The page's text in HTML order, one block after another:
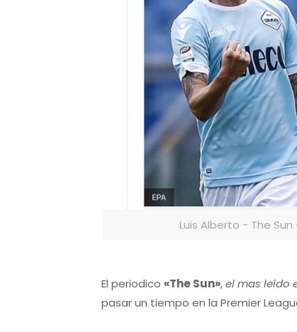
Luis Alberto - The
El periodico «The Sun»,el mas leido
pasar un tiempo en la Premier